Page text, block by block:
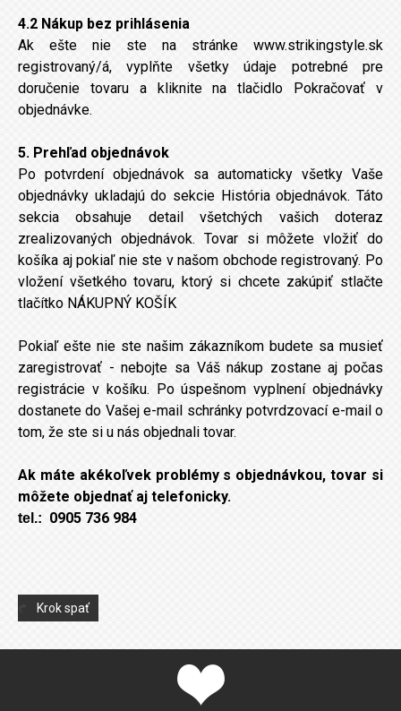
4.2 Nákup bez prihlásenia
Ak ešte nie ste na stránke www.strikingstyle.sk
registrovaný/á, vyplňte všetky údaje potrebné pre
doručenie tovaru a kliknite na tlačidlo Pokračovať v
objednávke.
5. Prehľad objednávok
Po potvrdení objednávok sa automaticky všetky Vaše
objednávky ukladajú do sekcie História objednávok. Táto
sekcia obsahuje detail všetchých vašich doteraz
zrealizovaných objednávok. Tovar si môžete vložiť do
košíka aj pokiaľ nie ste v našom obchode registrovaný. Po
vložení všetkého tovaru, ktorý si chcete zakúpiť stlačte
tlačítko NÁKUPNÝ KOŠÍK
Pokiaľ ešte nie ste našim zákazníkom budete sa musieť
zaregistrovať - nebojte sa Váš nákup zostane aj počas
registrácie v košíku. Po úspešnom vyplnení objednávky
dostanete do Vašej e-mail schránky potvrdzovací e-mail o
tom, že ste si u nás objednali tovar.
Ak máte akékoľvek problémy s objednávkou, tovar si
môžete objednať aj telefonicky.
tel.: 0905 736 984
Krok spať